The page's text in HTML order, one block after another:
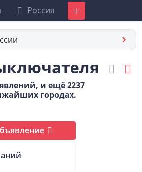
Россия Добавить
и ещё 2237
городах.